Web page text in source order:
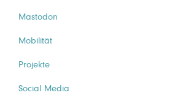
Mastodon
Mobilität
Projekte
Social Media